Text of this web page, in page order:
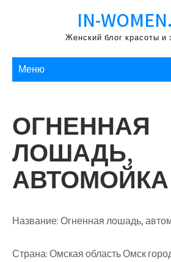
IN-
Женский блог красоты и
Меню
ОГНЕННАЯ
ЛОШАДЬ,
АВТОМОЙКА
Название:Огненная лошадь,
Страна:Омская область Омск